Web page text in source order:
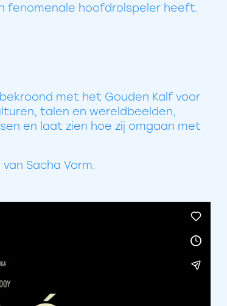
fenomenale hoofdrolspeler heeft.
met het Gouden Kalf voor
talen en wereldbeelden,
en laat zien hoe zij omgaan met
Sacha Vorm.